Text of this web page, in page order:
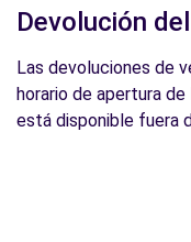
Devolución
Las devoluciones de
horario de apertura
está disponible fuera